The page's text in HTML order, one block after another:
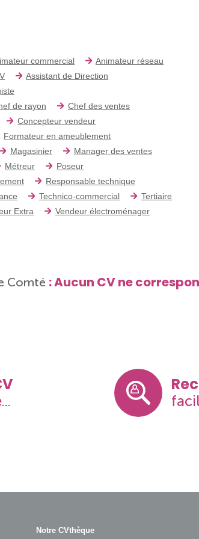
commercial
Animateur réseau
Assistant de Direction
de rayon
Chef des ventes
Concepteur vendeur
Formateur en ameublement
Magasinier
Manager des ventes
Métreur
Poseur
Responsable technique
Technico-commercial
Tertiaire
Extra
Vendeur électroménager
Comté : Aucun CV ne
Notre CVthèque